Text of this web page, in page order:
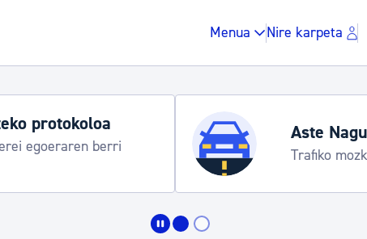
Menua Nire karpeta
protokoloa
egoeraren berri
Aste
Trafiko